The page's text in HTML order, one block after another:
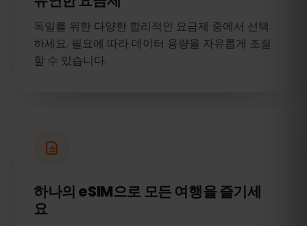
독일를 위한 다양한 합리적인 요금제 중에서 선택
하세요. 필요에 따라 데이터 용량을 자유롭게 조절
할 수 있습니다.
하나의 eSIM으로 모든 여행을 즐기세
요